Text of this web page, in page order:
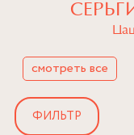
смотреть все
ФИЛЬТР